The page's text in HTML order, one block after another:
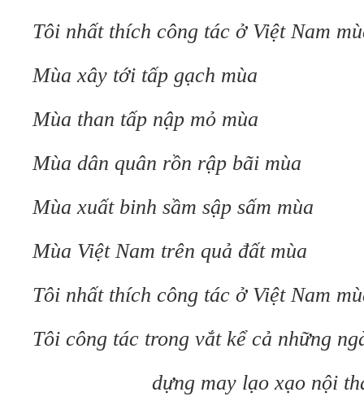
Tôi nhất thích công tác ở Việt Nam
Mùa xây tới tấp gạch mùa
Mùa than tấp nập mỏ mùa
Mùa dân quân rồn rập bãi mùa
Mùa xuất binh sầm sập sấm mùa
Mùa Việt Nam trên quả đất mùa
Tôi nhất thích công tác ở Việt Nam
Tôi công tác trong vắt kể cả những
dựng may lạo xạo nội